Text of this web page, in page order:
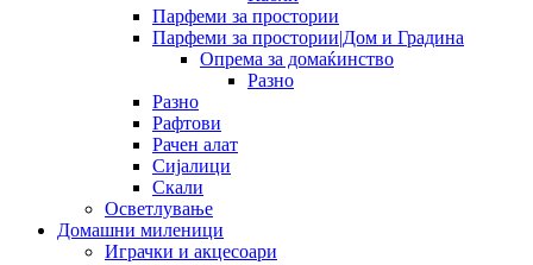
Парфеми за простории
Парфеми за простории|Дом и Градина
Опрема за домаќинство
Разно
Разно
Рафтови
Рачен алат
Сијалици
Скали
Осветлување
Домашни миленици
Играчки и акцесоари